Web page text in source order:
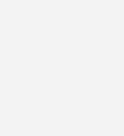
Besonders
Ressourcen für
Modell